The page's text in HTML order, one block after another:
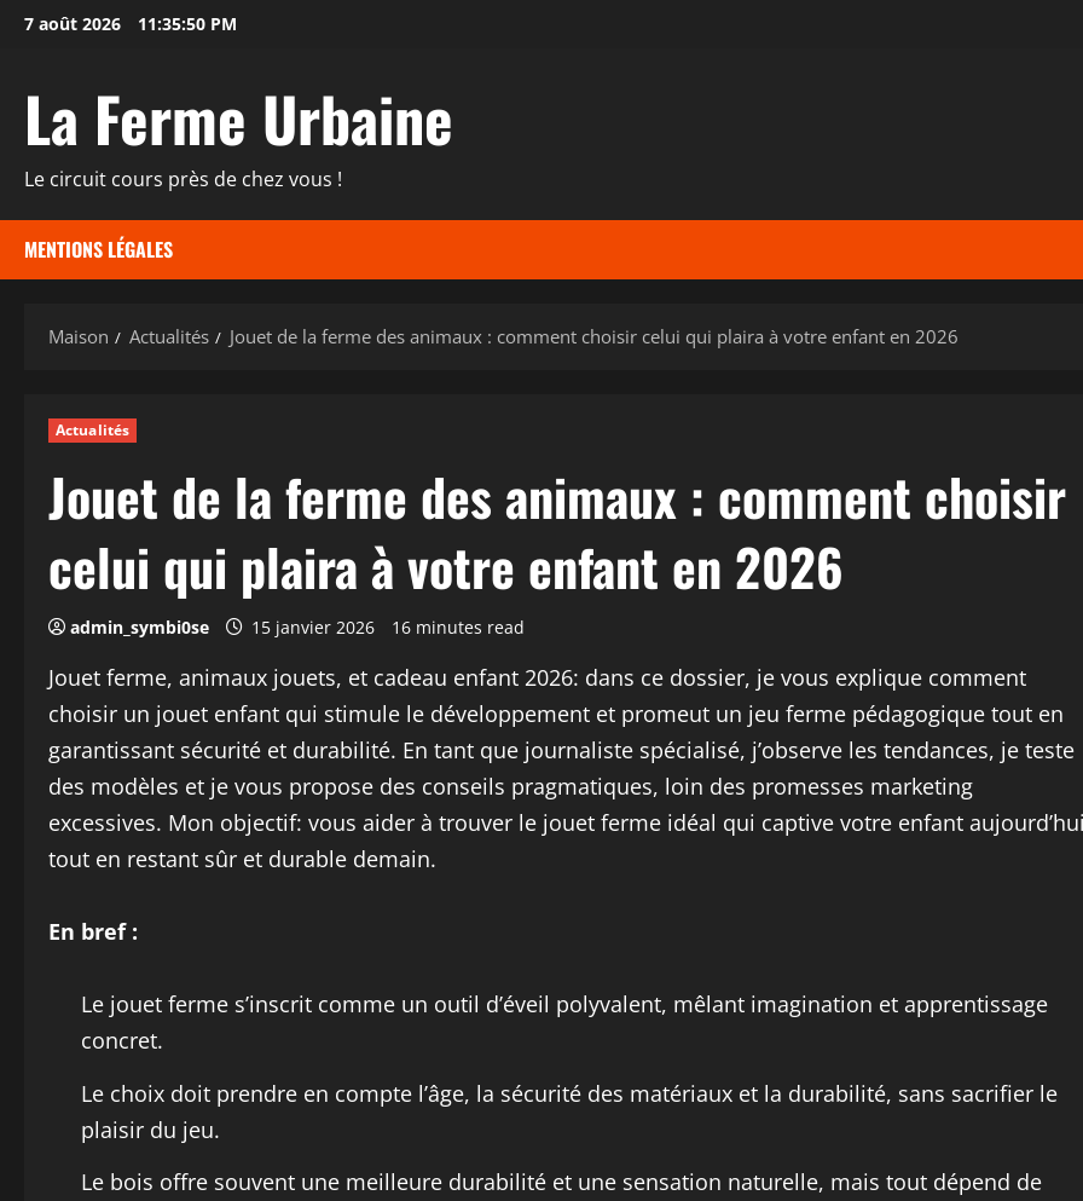
Passer
7 août 2026 11:35:51 PM
La Ferme Urbaine
Le circuit cours près de chez vous !
MENTIONS LÉGALES
Maison Actualités Jouet de la ferme des animaux : comment choisir celui qui plaira à votre enfant en 2026
Actualités
Jouet de la ferme des animaux : comment choisir
celui qui plaira à votre enfant en 2026
admin_symbi0se 15 janvier 2026 16 minutes read
Jouet ferme, animaux jouets, et cadeau enfant 2026: dans ce dossier, je vous explique comment
choisir un jouet enfant qui stimule le développement et promeut un jeu ferme pédagogique tout en
garantissant sécurité et durabilité. En tant que journaliste spécialisé, j’observe les tendances, je teste
des modèles et je vous propose des conseils pragmatiques, loin des promesses marketing
excessives. Mon objectif: vous aider à trouver le jouet ferme idéal qui captive votre enfant aujourd’hui
tout en restant sûr et durable demain.
En bref :
Le jouet ferme s’inscrit comme un outil d’éveil polyvalent, mêlant imagination et apprentissage
concret.
Le choix doit prendre en compte l’âge, la sécurité des matériaux et la durabilité, sans sacrifier le
plaisir du jeu.
Le bois offre souvent une meilleure durabilité et une sensation naturelle, mais tout dépend de